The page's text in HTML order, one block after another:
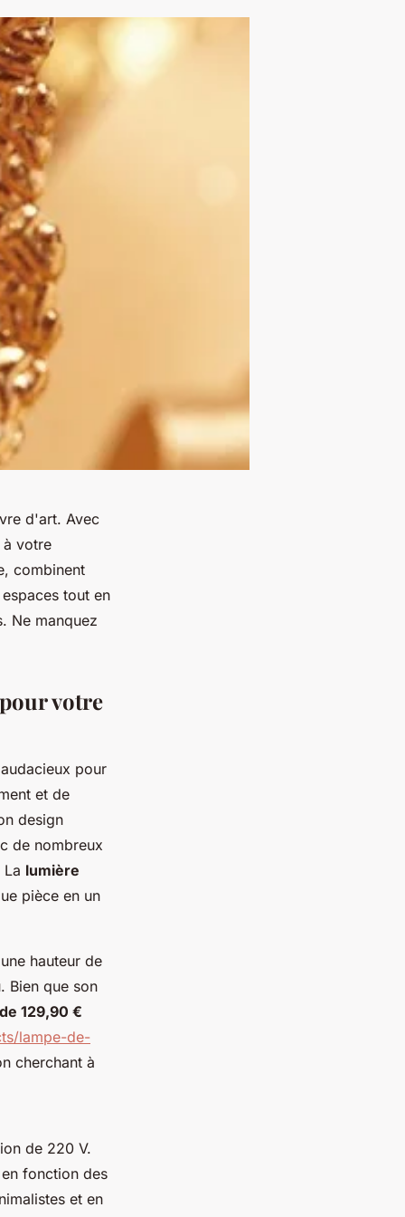
d'art. Avec
à votre
combinent
tout en
Ne manquez
votre
pour
et de
design
de nombreux
lumière
pièce en un
hauteur de
Bien que son
129,90 €
lampe-de-
cherchant à
de 220 V.
fonction des
et en